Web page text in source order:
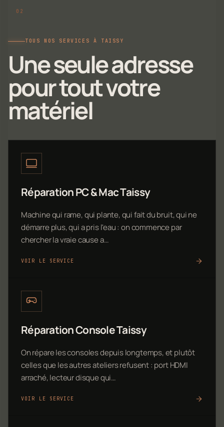
TOUS NOS SERVICES À TAISSY
Une seule adresse
pour tout votre
matériel
Réparation PC & Mac Taissy
Machine qui rame, qui plante, qui fait du bruit, qui ne
démarre plus, qui a pris l'eau : on commence par
chercher la vraie cause a…
VOIR LE SERVICE
Réparation Console Taissy
On répare les consoles depuis longtemps, et plutôt
celles que les autres ateliers refusent : port HDMI
arraché, lecteur disque qui…
VOIR LE SERVICE